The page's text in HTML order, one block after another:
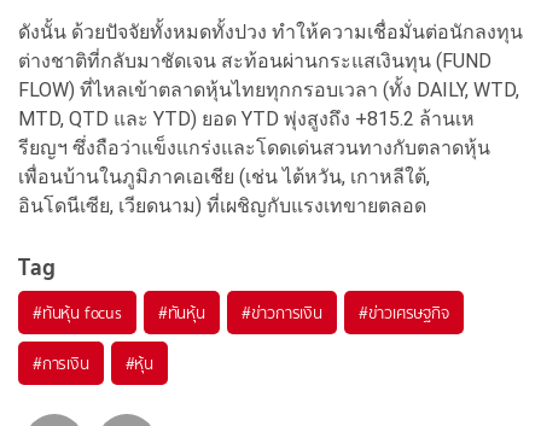
ดังนั้น ด้วยปัจจัยทั้งหมดทั้งปวง ทำให้ความเชื่อมั่นต่อนักลงทุน
ต่างชาติที่กลับมาชัดเจน สะท้อนผ่านกระแสเงินทุน (FUND
FLOW) ที่ไหลเข้าตลาดหุ้นไทยทุกกรอบเวลา (ทั้ง DAILY, WTD,
MTD, QTD และ YTD) ยอด YTD พุ่งสูงถึง +815.2 ล้านเห
รียญฯ ซึ่งถือว่าแข็งแกร่งและโดดเด่นสวนทางกับตลาดหุ้น
เพื่อนบ้านในภูมิภาคเอเชีย (เช่น ไต้หวัน, เกาหลีใต้,
อินโดนีเซีย, เวียดนาม) ที่เผชิญกับแรงเทขายตลอด
Tag
#ทันหุ้น focus #ทันหุ้น #ข่าวการเงิน #ข่าวเศรษฐกิจ
#การเงิน #หุ้น